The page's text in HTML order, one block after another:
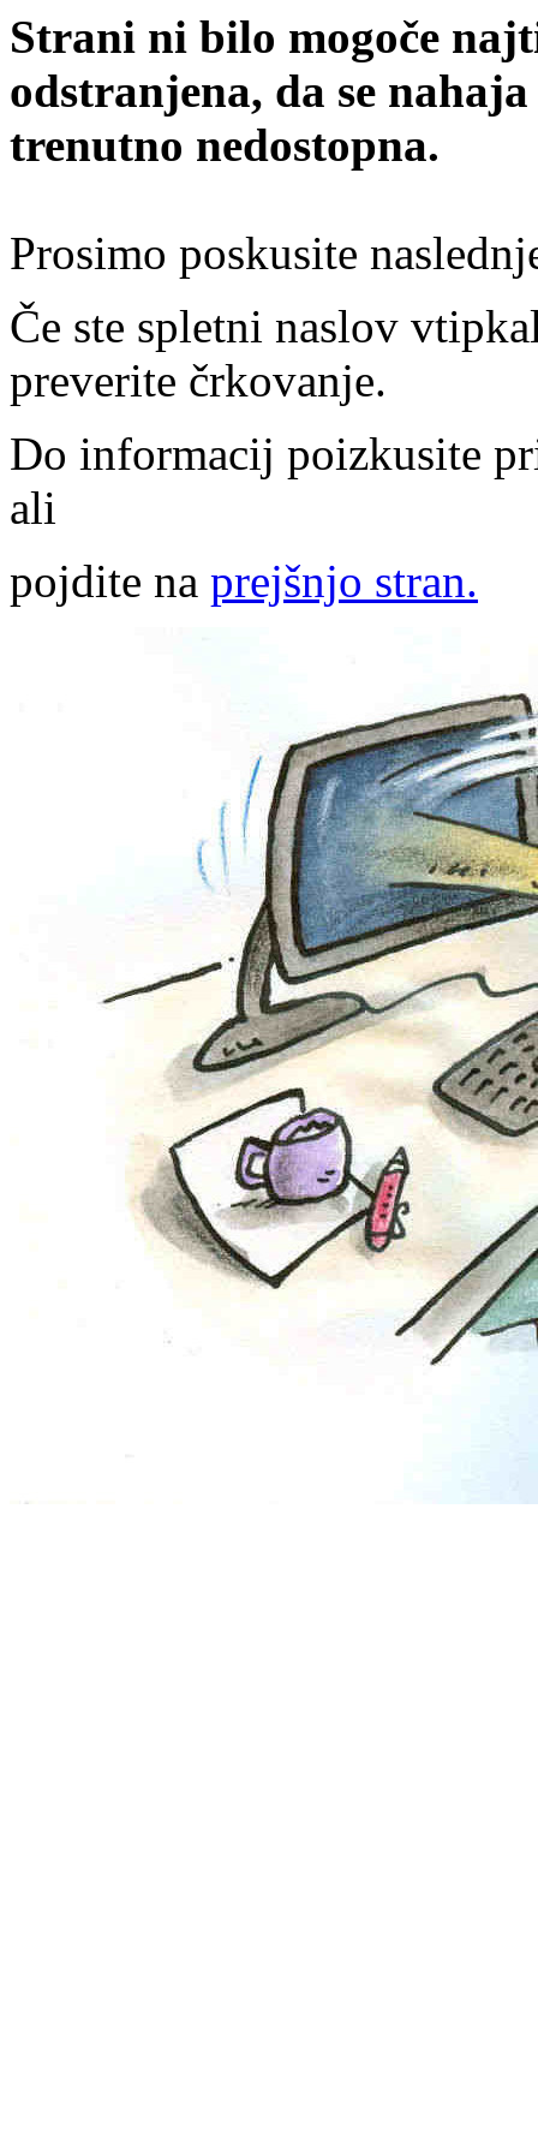
Strani ni bilo mogoče
odstranjena, da se
trenutno nedostopna.
Prosimo poskusite
Če ste spletni naslov
preverite črkovanje.
Do informacij poizkusite
ali
pojdite na prejšnjo stran.